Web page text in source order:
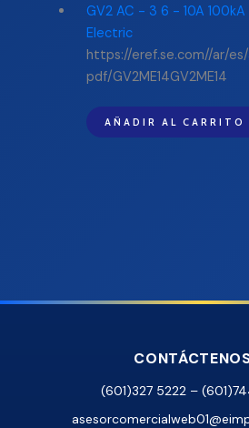
https://eref.se.com//ar/
pdf/GV2ME14GV2ME14
AÑADIR AL CARRITO
(601)327 5222 –